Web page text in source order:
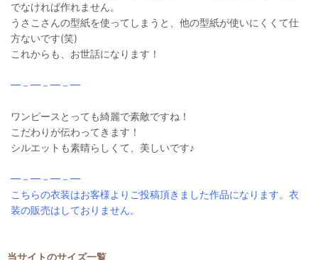
でなければ作れません。
うさこさんの型紙を使ってしまうと、他の型紙が使いにくくて仕
方ないです(笑)
これからも、お世話になります！
━－━－━－━
ワンピースとっても綺麗で素敵ですね！
こだわりが伝わってきます！
シルエットも素晴らしくて、美しいです♪
━－━－━－━
こちらの衣装はお客様よりご投稿頂きました作品になります。衣
装の販売はしておりません。
当サイトのサイズ一覧